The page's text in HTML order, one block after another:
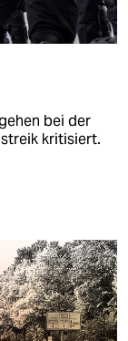
bei der
kritisiert.